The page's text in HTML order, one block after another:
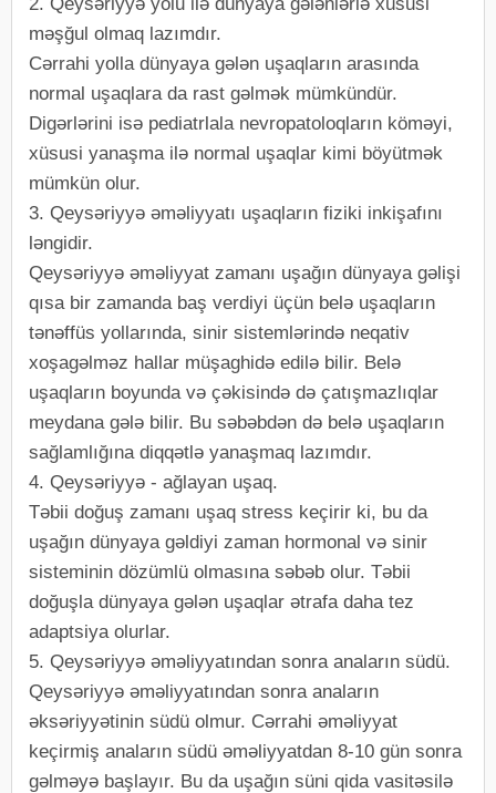
məşğul olmaq lazımdır.
Cərrahi yolla dünyaya gələn uşaqların arasında
normal uşaqlara da rast gəlmək mümkündür.
Digərlərini isə pediatrlala nevropatoloqların köməyi,
xüsusi yanaşma ilə normal uşaqlar kimi böyütmək
mümkün olur.
3. Qeysəriyyə əməliyyatı uşaqların fiziki inkişafını
ləngidir.
Qeysəriyyə əməliyyat zamanı uşağın dünyaya gəlişi
qısa bir zamanda baş verdiyi üçün belə uşaqların
tənəffüs yollarında, sinir sistemlərində neqativ
xoşagəlməz hallar müşaghidə edilə bilir. Belə
uşaqların boyunda və çəkisində də çatışmazlıqlar
meydana gələ bilir. Bu səbəbdən də belə uşaqların
sağlamlığına diqqətlə yanaşmaq lazımdır.
4. Qeysəriyyə - ağlayan uşaq.
Təbii doğuş zamanı uşaq stress keçirir ki, bu da
uşağın dünyaya gəldiyi zaman hormonal və sinir
sisteminin dözümlü olmasına səbəb olur. Təbii
doğuşla dünyaya gələn uşaqlar ətrafa daha tez
adaptsiya olurlar.
5. Qeysəriyyə əməliyyatından sonra anaların südü.
Qeysəriyyə əməliyyatından sonra anaların
əksəriyyətinin südü olmur. Cərrahi əməliyyat
keçirmiş anaların südü əməliyyatdan 8-10 gün sonra
gəlməyə başlayır. Bu da uşağın süni qida vasitəsilə